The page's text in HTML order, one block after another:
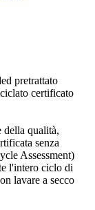
pretrattato
certificato
della qualità,
senza
Assessment)
l'intero ciclo di
lavare a secco